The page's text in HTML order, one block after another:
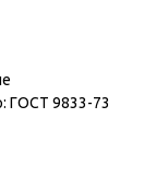
ГОСТ 9833-73